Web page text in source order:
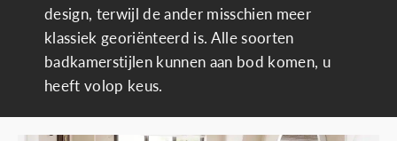
design, terwijl de ander misschien meer
klassiek georiënteerd is. Alle soorten
badkamerstijlen kunnen aan bod komen, u
heeft volop keus.